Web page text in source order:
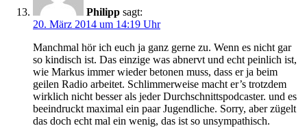
Philipp sagt:
20. März 2014 um 14:19 Uhr
Manchmal hör ich euch ja ganz gerne zu. Wenn es nicht gar
so kindisch ist. Das einzige was abnervt und echt peinlich ist,
wie Markus immer wieder betonen muss, dass er ja beim
geilen Radio arbeitet. Schlimmerweise macht er’s trotzdem
wirklich nicht besser als jeder Durchschnittspodcaster. und es
beeindruckt maximal ein paar Jugendliche. Sorry, aber zügelt
das doch echt mal ein wenig, das ist so unsympathisch.